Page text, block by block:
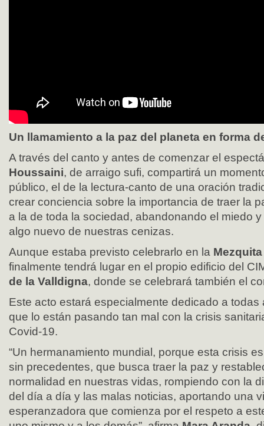
Un llamamiento a la paz del planeta en forma
A través del canto y antes de comenzar el
Houssaini, de arraigo sufi, compartirá un
público, el de la lectura-canto de una oración
crear conciencia sobre la importancia de traer la
a la de toda la sociedad, abandonando el miedo
algo nuevo de nuestras cenizas.
Aunque estaba previsto celebrarlo en la
finalmente tendrá lugar en el propio edificio del
de la Valldigna, donde se celebrará también el
Este acto estará especialmente dedicado a
que lo están pasando tan mal con la crisis
Covid-19.
“Un hermanamiento mundial, porque esta crisis
sin precedentes, que busca traer la paz y
normalidad en nuestras vidas, rompiendo con la
del día a día y las malas noticias, aportando una
esperanzadora que comienza por el respeto a